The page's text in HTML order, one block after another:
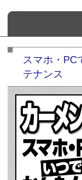
スマホ・PC
テナンス